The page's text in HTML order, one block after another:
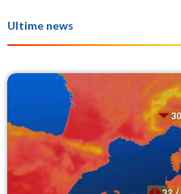
Ultime news